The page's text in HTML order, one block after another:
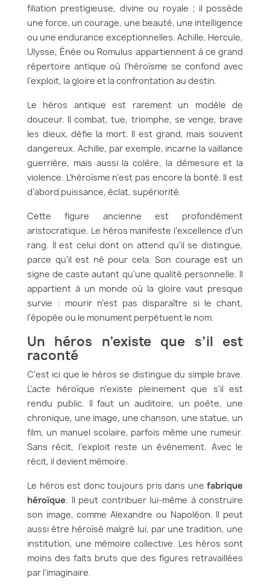
filiation prestigieuse, divine ou royale ; il possède
une force, un courage, une beauté, une intelligence
ou une endurance exceptionnelles. Achille, Hercule,
Ulysse, Énée ou Romulus appartiennent à ce grand
répertoire antique où l’héroïsme se confond avec
l’exploit, la gloire et la confrontation au destin.
Le héros antique est rarement un modèle de
douceur. Il combat, tue, triomphe, se venge, brave
les dieux, défie la mort. Il est grand, mais souvent
dangereux. Achille, par exemple, incarne la vaillance
guerrière, mais aussi la colère, la démesure et la
violence. L’héroïsme n’est pas encore la bonté. Il est
d’abord puissance, éclat, supériorité.
Cette figure ancienne est profondément
aristocratique. Le héros manifeste l’excellence d’un
rang. Il est celui dont on attend qu’il se distingue,
parce qu’il est né pour cela. Son courage est un
signe de caste autant qu’une qualité personnelle. Il
appartient à un monde où la gloire vaut presque
survie : mourir n’est pas disparaître si le chant,
l’épopée ou le monument perpétuent le nom.
Un héros n’existe que s’il est
raconté
C’est ici que le héros se distingue du simple brave.
L’acte héroïque n’existe pleinement que s’il est
rendu public. Il faut un auditoire, un poète, une
chronique, une image, une chanson, une statue, un
film, un manuel scolaire, parfois même une rumeur.
Sans récit, l’exploit reste un événement. Avec le
récit, il devient mémoire.
Le héros est donc toujours pris dans une fabrique
héroïque. Il peut contribuer lui-même à construire
son image, comme Alexandre ou Napoléon. Il peut
aussi être héroïsé malgré lui, par une tradition, une
institution, une mémoire collective. Les héros sont
moins des faits bruts que des figures retravaillées
par l’imaginaire.